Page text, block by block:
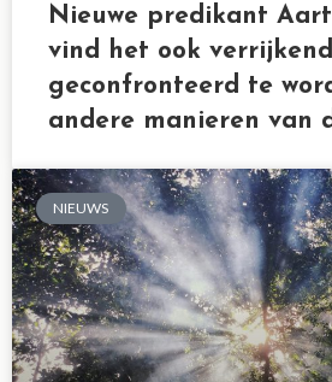
Nieuwe predikant
vind het ook
geconfronteerd te
andere manieren van
NIEUWS